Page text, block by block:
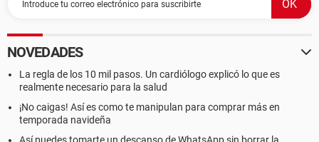
NOVEDADES
La regla de los 10 mil pasos. Un cardiólogo explicó lo que es
realmente necesario para la salud
¡No caigas! Así es como te manipulan para comprar más en
temporada navideña